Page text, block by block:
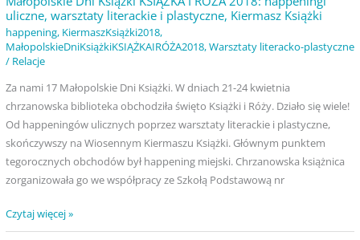
uliczne, warsztaty literackie i plastyczne, Kiermasz Książki
happening, KiermaszKsiążki2018,
MałopolskieDniKsiążkiKSIĄŻKAIRÓŻA2018,Warsztaty literacko-plastyczne
/ Relacje
Za nami 17 Małopolskie Dni Książki. W dniach 21-24 kwietnia
chrzanowska biblioteka obchodziła święto Książki i Róży. Działo się wiele!
Od happeningów ulicznych poprzez warsztaty literackie i plastyczne,
skończywszy na Wiosennym Kiermaszu Książki. Głównym punktem
tegorocznych obchodów był happening miejski. Chrzanowska książnica
zorganizowała go we współpracy ze Szkołą Podstawową nr
Książki
Czytaj więcej »